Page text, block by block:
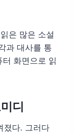
은 많은 소설
과 대사를 통
화면으로 읽
디
졌다. 그러다